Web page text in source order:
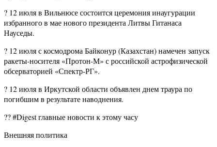
? 12 июля в Вильнюсе состоится церемония инаугурации
избранного в мае нового президента Литвы Гитанаса
Науседы.
? 12 июля с космодрома Байконур (Казахстан) намечен запуск
ракеты-носителя «Протон-М» с российской астрофизической
обсерваторией «Спектр-РГ».
? 12 июля в Иркутской области объявлен днем траура по
погибшим в результате наводнения.
?? #Digest главные новости к этому часу
Внешняя политика